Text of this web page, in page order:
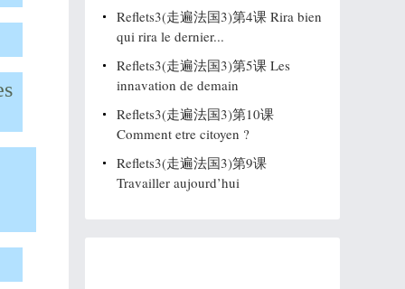
Reflets3(走遍法国3)第4课 Rira bien
qui rira le dernier...
Reflets3(走遍法国3)第5课 Les
innavation de demain
Reflets3(走遍法国3)第10课
Comment etre citoyen ?
Reflets3(走遍法国3)第9课
Travailler aujourd’hui